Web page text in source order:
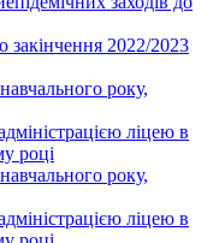
закінчення 2022/2023
року,
ліцею в
році
року,
ліцею в